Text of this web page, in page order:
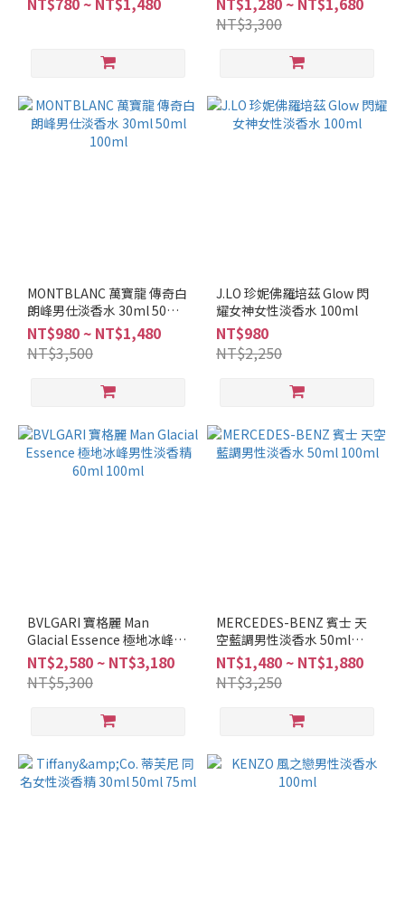
NT$3,300
MONTBLANC 萬寶龍 傳奇白
朗峰男仕淡香水 30ml 50ml
100ml
NT$980 ~ NT$1,480
NT$3,500
J.LO 珍妮佛羅培茲 Glow 閃
耀女神女性淡香水 100ml
NT$980
NT$2,250
BVLGARI 寶格麗 Man
Glacial Essence 極地冰峰男
性淡香精 60ml 100ml
NT$2,580 ~ NT$3,180
NT$5,300
MERCEDES-BENZ 賓士 天
空藍調男性淡香水 50ml
100ml
NT$1,480 ~ NT$1,880
NT$3,250